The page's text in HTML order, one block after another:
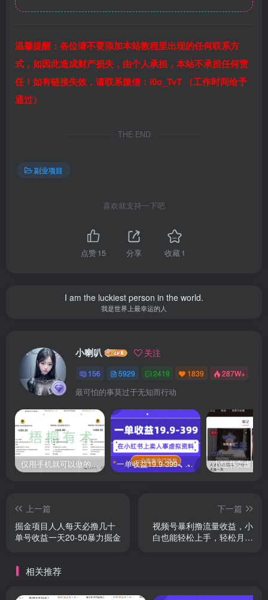
温馨提醒：各位请不要添加本站教程里出现的任何联系方
式，如因此造成财产损失，由个人承担，本站不承担任何责
任！如有链接失效，请联系微信：i0o_TvT （工作时间给予
通过）
THE END
副业项目
喜欢就支持一下吧
点赞15 分享 收藏1
I am the luckiest person in the world.
我是世界上最幸运的人
小喇叭 关注
156 5929 2419 1839 287W+
最可怕的事莫过于无知而行动
仅用手机就可以做的小项目，当天就能见钱，每天100-300 一单收益19.9-399，一个蓝海冷门项目，在小红书上卖人事虚拟资料
上一篇
掘金项目人人每天必撸几十
单号收益一天20-50暴力掘金
下一篇
视频号暴利撸流量收益，小
白也能轻松上手，轻松月入
相关推荐